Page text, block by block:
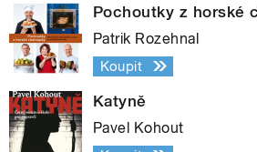
Pochoutky z horské
Patrik Rozehnal
Koupit
Katyně
Pavel Kohout